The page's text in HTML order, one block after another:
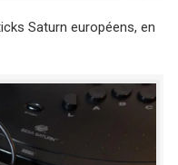
Saturn européens, en